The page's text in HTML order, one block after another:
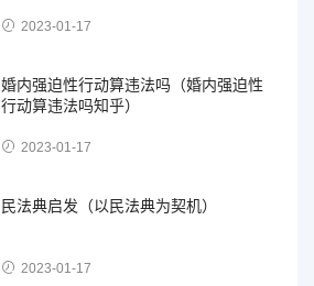
2023-01-17
婚内强迫性行动算违法吗（婚内强迫性
行动算违法吗知乎）
2023-01-17
民法典启发（以民法典为契机）
2023-01-17